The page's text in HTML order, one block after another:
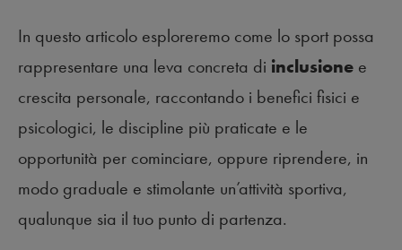
In questo articolo esploreremo come lo sport possa
rappresentare una leva concreta di inclusione e
crescita personale, raccontando i benefici fisici e
psicologici, le discipline più praticate e le
opportunità per cominciare, oppure riprendere, in
modo graduale e stimolante un’attività sportiva,
qualunque sia il tuo punto di partenza.